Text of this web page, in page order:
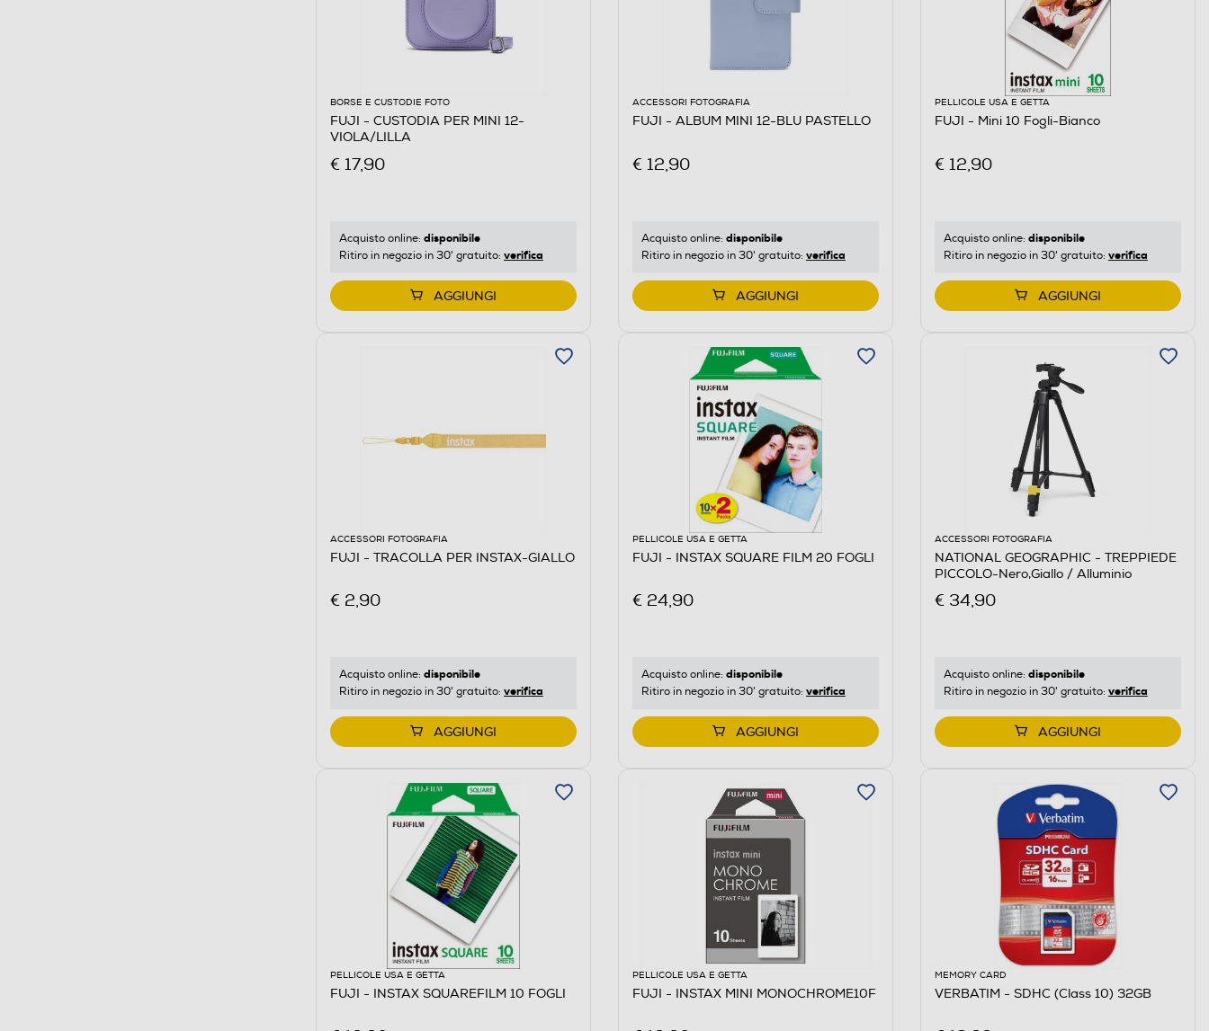
BORSE E CUSTODIE FOTO
FUJI - CUSTODIA PER MINI 12-
VIOLA/LILLA
€ 17,90
Acquisto online: disponibile
Ritiro in negozio in 30' gratuito: verifica
AGGIUNGI
ACCESSORI FOTOGRAFIA
FUJI - ALBUM MINI 12-BLU PASTELLO
€ 12,90
Acquisto online: disponibile
Ritiro in negozio in 30' gratuito: verifica
AGGIUNGI
PELLICOLE USA E GETTA
FUJI - Mini 10 Fogli-Bianco
€ 12,90
Acquisto online: disponibile
Ritiro in negozio in 30' gratuito: verifica
AGGIUNGI
ACCESSORI FOTOGRAFIA
FUJI - TRACOLLA PER INSTAX-GIALLO
€ 2,90
Acquisto online: disponibile
Ritiro in negozio in 30' gratuito: verifica
AGGIUNGI
PELLICOLE USA E GETTA
FUJI - INSTAX SQUARE FILM 20 FOGLI
€ 24,90
Acquisto online: disponibile
Ritiro in negozio in 30' gratuito: verifica
AGGIUNGI
ACCESSORI FOTOGRAFIA
NATIONAL GEOGRAPHIC - TREPPIEDE
PICCOLO-Nero,Giallo / Alluminio
€ 34,90
Acquisto online: disponibile
Ritiro in negozio in 30' gratuito: verifica
AGGIUNGI
PELLICOLE USA E GETTA
FUJI - INSTAX SQUAREFILM 10 FOGLI
PELLICOLE USA E GETTA
FUJI - INSTAX MINI MONOCHROME10F
MEMORY CARD
VERBATIM - SDHC (Class 10) 32GB